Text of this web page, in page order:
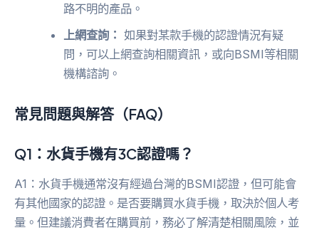
路不明的產品。
上網查詢： 如果對某款手機的認證情況有疑
問，可以上網查詢相關資訊，或向BSMI等相關
機構諮詢。
常見問題與解答（FAQ）
Q1：水貨手機有3C認證嗎？
A1：水貨手機通常沒有經過台灣的BSMI認證，但可能會
有其他國家的認證。是否要購買水貨手機，取決於個人考
量。但建議消費者在購買前，務必了解清楚相關風險，並